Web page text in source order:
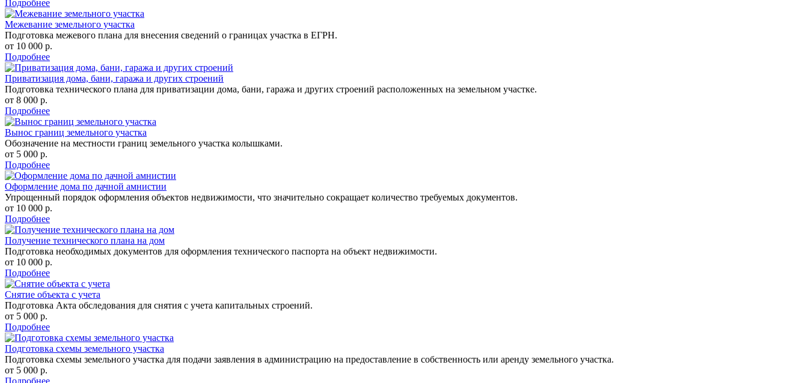
Подробнее
Межевание земельного участка
Подготовка межевого плана для внесения сведений о границах участка в ЕГРН.
от 10 000 р.
Подробнее
Приватизация дома, бани, гаража и других строений
Подготовка технического плана для приватизации дома, бани, гаража и других строений расположенных на земельном участке.
от 8 000 р.
Подробнее
Вынос границ земельного участка
Обозначение на местности границ земельного участка колышками.
от 5 000 р.
Подробнее
Оформление дома по дачной амнистии
Упрощенный порядок оформления объектов недвижимости, что значительно сокращает количество требуемых документов.
от 10 000 р.
Подробнее
Получение технического плана на дом
Подготовка необходимых документов для оформления технического паспорта на объект недвижимости.
от 10 000 р.
Подробнее
Снятие объекта с учета
Подготовка Акта обследования для снятия с учета капитальных строений.
от 5 000 р.
Подробнее
Подготовка схемы земельного участка
Подготовка схемы земельного участка для подачи заявления в администрацию на предоставление в собственность или аренду земельного участка.
от 5 000 р.
Подробнее